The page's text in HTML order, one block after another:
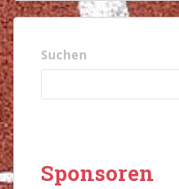
Suchen
Sponsoren